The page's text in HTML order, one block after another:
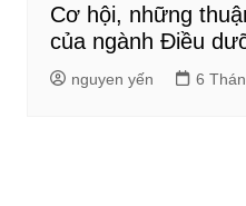
Cơ hội, những
của ngành Điều
nguyen yến 6